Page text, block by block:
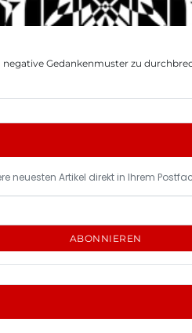
Gedankenmuster zu
neuesten Artikel direkt in Ihrem
ABONNIEREN